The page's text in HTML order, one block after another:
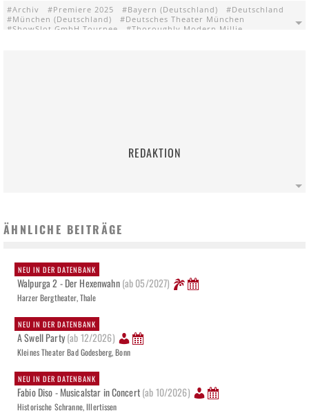
Archiv Premiere 2025 Bayern (Deutschland)
Deutschland
München (Deutschland)
Deutsches Theater München
ShowSlot GmbH Tournee
Thoroughly Modern Millie
REDAKTION
ÄHNLICHE BEITRÄGE
NEU IN DER DATENBANK
Walpurga 2 - Der Hexenwahn(ab 05/2027)
Harzer Bergtheater, Thale
NEU IN DER DATENBANK
A Swell Party(ab 12/2026)
Kleines Theater Bad Godesberg, Bonn
NEU IN DER DATENBANK
Fabio Diso - Musicalstar in Concert(ab 10/2026)
Historische Schranne, Illertissen